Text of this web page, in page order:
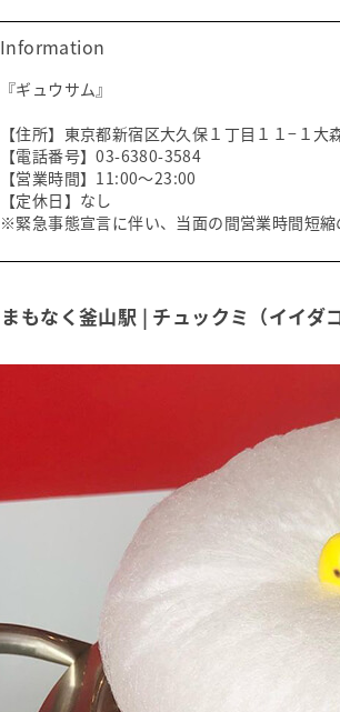
Information
『ギュウサム』
【住所】東京都新宿区大久保１丁目１１−１大
【電話番号】03-6380-3584
【営業時間】11:00～23:00
【定休日】なし
※緊急事態宣言に伴い、当面の間営業時間短縮
まもなく釜山駅 | チュックミ（イイダ